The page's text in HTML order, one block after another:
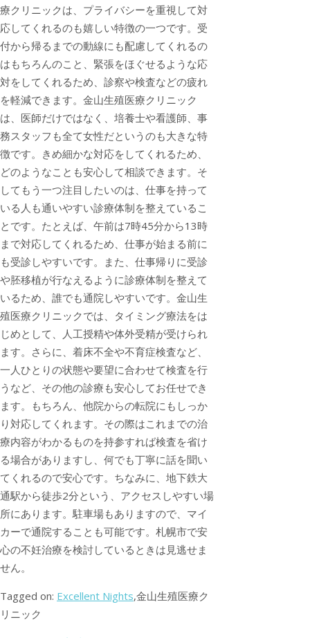
療クリニックは、プライバシーを重視して対
応してくれるのも嬉しい特徴の一つです。受
付から帰るまでの動線にも配慮してくれるの
はもちろんのこと、緊張をほぐせるような応
対をしてくれるため、診察や検査などの疲れ
を軽減できます。金山生殖医療クリニック
は、医師だけではなく、培養士や看護師、事
務スタッフも全て女性だというのも大きな特
徴です。きめ細かな対応をしてくれるため、
どのようなことも安心して相談できます。そ
してもう一つ注目したいのは、仕事を持って
いる人も通いやすい診療体制を整えているこ
とです。たとえば、午前は7時45分から13時
まで対応してくれるため、仕事が始まる前に
も受診しやすいです。また、仕事帰りに受診
や胚移植が行なえるように診療体制を整えて
いるため、誰でも通院しやすいです。金山生
殖医療クリニックでは、タイミング療法をは
じめとして、人工授精や体外受精が受けられ
ます。さらに、着床不全や不育症検査など、
一人ひとりの状態や要望に合わせて検査を行
うなど、その他の診療も安心してお任せでき
ます。もちろん、他院からの転院にもしっか
り対応してくれます。その際はこれまでの治
療内容がわかるものを持参すれば検査を省け
る場合がありますし、何でも丁寧に話を聞い
てくれるので安心です。ちなみに、地下鉄大
通駅から徒歩2分という、アクセスしやすい場
所にあります。駐車場もありますので、マイ
カーで通院することも可能です。札幌市で安
心の不妊治療を検討しているときは見逃せま
せん。
Tagged on: Excellent Nights,金山生殖医療ク
リニック